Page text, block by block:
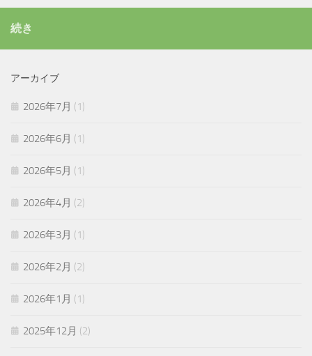
続き
アーカイブ
2026年7月 (1)
2026年6月 (1)
2026年5月 (1)
2026年4月 (2)
2026年3月 (1)
2026年2月 (2)
2026年1月 (1)
2025年12月 (2)